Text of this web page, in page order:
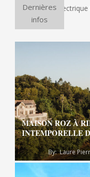
Dernières
infos
à pizza électrique
MAISON ROZ À
INTEMPORELLE
By: Laure